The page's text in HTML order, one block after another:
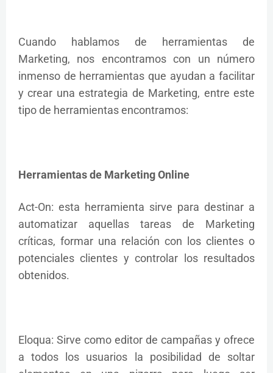
Cuando hablamos de herramientas de
Marketing, nos encontramos con un número
inmenso de herramientas que ayudan a facilitar
y crear una estrategia de Marketing, entre este
tipo de herramientas encontramos:
Herramientas de Marketing Online
Act-On: esta herramienta sirve para destinar a
automatizar aquellas tareas de Marketing
críticas, formar una relación con los clientes o
potenciales clientes y controlar los resultados
obtenidos.
Eloqua: Sirve como editor de campañas y ofrece
a todos los usuarios la posibilidad de soltar